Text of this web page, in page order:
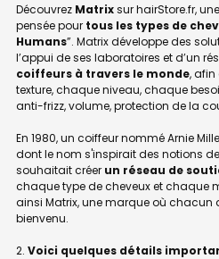
Découvrez Matrixsur hairStore.fr,
pensée pour tous les types de
Humans”. Matrix développe des
l’appui de ses laboratoires et d’un
coiffeurs à travers le monde,
texture, chaque niveau, chaque
anti-frizz, volume, protection de la
En 1980, un coiffeur nommé Arnie
dont le nom s'inspirait des notions de
souhaitait créer un réseau de
chaque type de cheveux et chaque
ainsi Matrix, une marque où chacun
bienvenu.
Voici quelques détails